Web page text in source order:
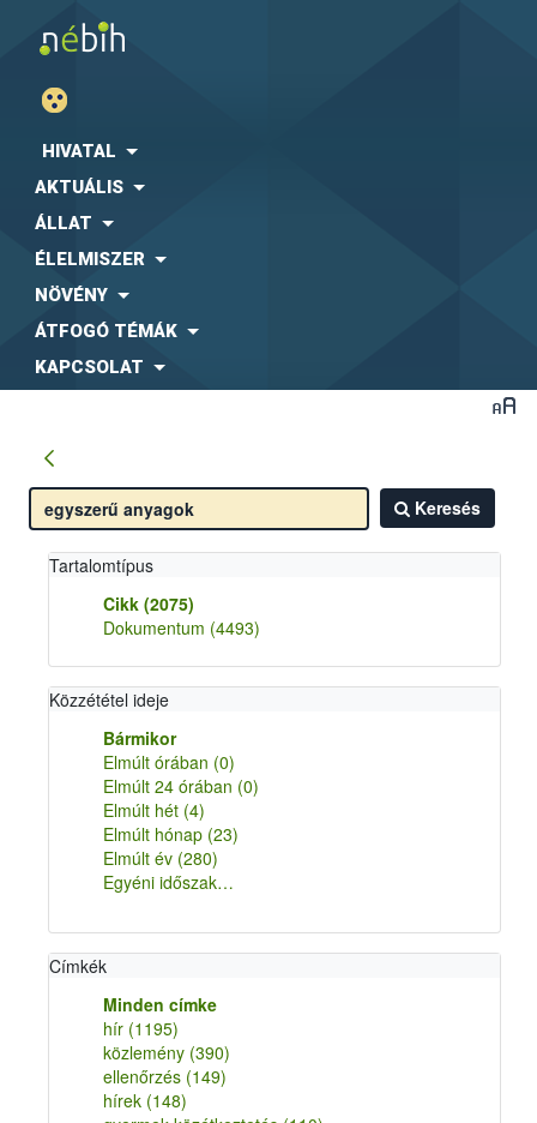
HIVATAL
AKTUÁLIS
ÁLLAT
ÉLELMISZER
NÖVÉNY
ÁTFOGÓ TÉMÁK
KAPCSOLAT
Keresés
Tartalomtípus
Cikk (2075)
Dokumentum (4493)
Közzététel ideje
Bármikor
Elmúlt órában (0)
Elmúlt 24 órában (0)
Elmúlt hét (4)
Elmúlt hónap (23)
Elmúlt év (280)
Egyéni időszak…
Címkék
Minden címke
hír (1195)
közlemény (390)
ellenőrzés (149)
hírek (148)